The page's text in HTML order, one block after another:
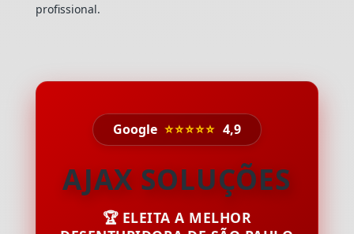
profissional.
Google ⭐⭐⭐⭐⭐ 4,9
AJAX SOLUÇÕES
🏆 ELEITA A MELHOR